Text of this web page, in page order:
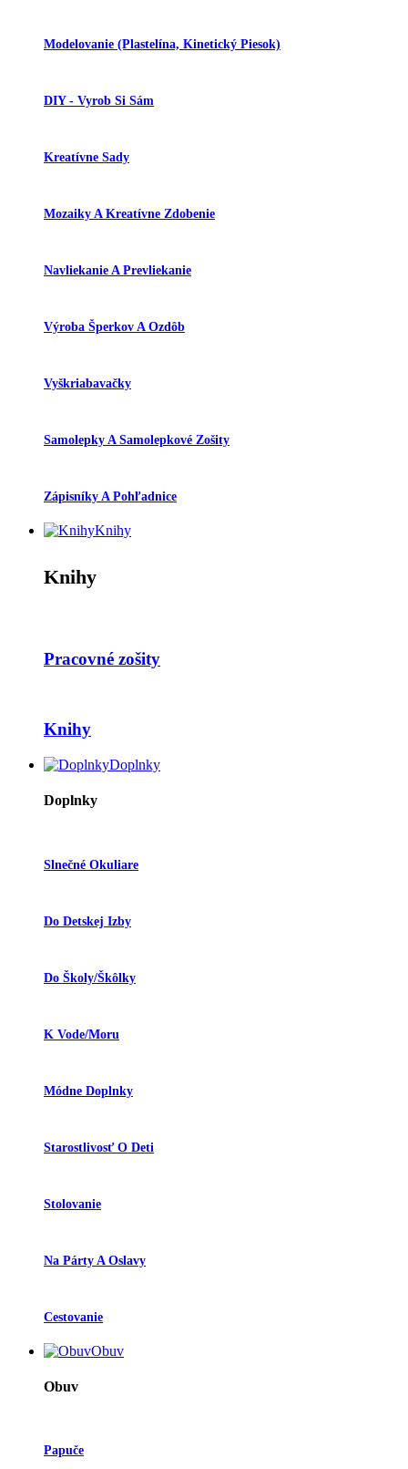
Modelovanie (plastelína, Kinetický Piesok)
DIY - Vyrob Si Sám
Kreatívne Sady
Mozaiky A Kreatívne Zdobenie
Navliekanie A Prevliekanie
Výroba Šperkov A Ozdôb
Vyškriabavačky
Samolepky A Samolepkové Zošity
Zápisníky A Pohľadnice
Knihy
Knihy
Pracovné zošity
Knihy
Doplnky
Doplnky
Slnečné Okuliare
Do Detskej Izby
Do Školy/škôlky
K Vode/moru
Módne Doplnky
Starostlivosť O Deti
Stolovanie
Na Párty A Oslavy
Cestovanie
Obuv
Obuv
Papuče